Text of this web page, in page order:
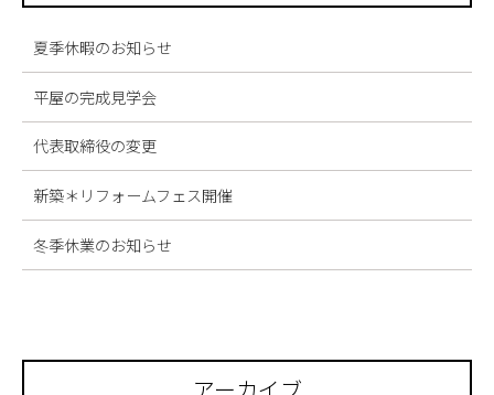
夏季休暇のお知らせ
平屋の完成見学会
代表取締役の変更
新築＊リフォームフェス開催
冬季休業のお知らせ